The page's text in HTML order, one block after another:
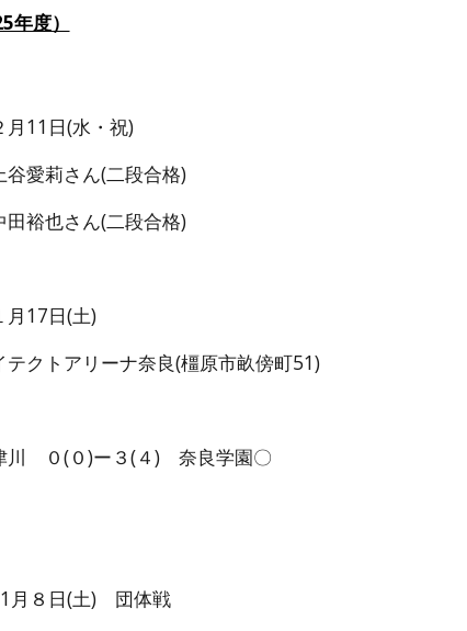
年度）
月11 日(水・祝)
谷愛莉さん(二段合格)
田裕也さん(二段合格)
月17日(土)
テクトアリーナ奈良(橿原市畝傍町51)
川 ０(０)ー３(４) 奈良学園〇
月８日(土) 団体戦